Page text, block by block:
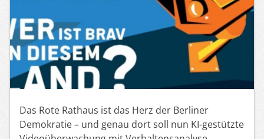
Das Rote Rathaus ist das Herz der Berliner
Demokratie – und genau dort soll nun KI-gestützte